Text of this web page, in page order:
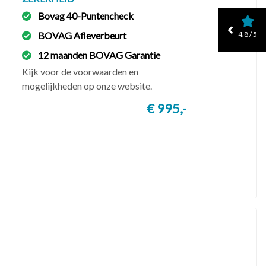
Bovag 40-Puntencheck
BOVAG Afleverbeurt
12 maanden BOVAG Garantie
Kijk voor de voorwaarden en
mogelijkheden op onze website.
€ 995,-
4.8 / 5